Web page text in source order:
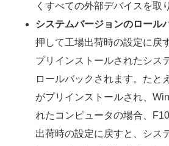
くすべての外部デバイスを取
システムバージョンのロール
押して工場出荷時の設定に戻
プリインストールされたシス
ロールバックされます。たと
がプリインストールされ、
れたコンピュータの場合、
出荷時の設定に戻すと、シス